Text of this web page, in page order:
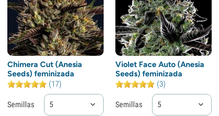
Chimera Cut (Anesia
Seeds) feminizada
(17)
Semillas 5
Violet Face Auto (Anesia
Seeds) feminizada
(3)
Semillas 5